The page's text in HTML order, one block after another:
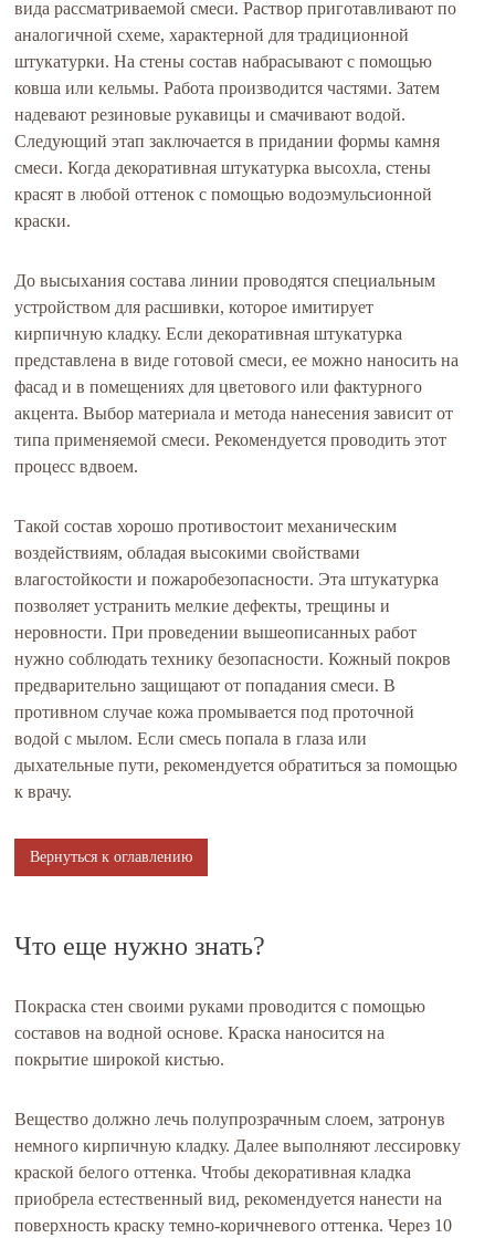
вида рассматриваемой смеси. Раствор приготавливают по
аналогичной схеме, характерной для традиционной
штукатурки. На стены состав набрасывают с помощью
ковша или кельмы. Работа производится частями. Затем
надевают резиновые рукавицы и смачивают водой.
Следующий этап заключается в придании формы камня
смеси. Когда декоративная штукатурка высохла, стены
красят в любой оттенок с помощью водоэмульсионной
краски.
До высыхания состава линии проводятся специальным
устройством для расшивки, которое имитирует
кирпичную кладку. Если декоративная штукатурка
представлена в виде готовой смеси, ее можно наносить на
фасад и в помещениях для цветового или фактурного
акцента. Выбор материала и метода нанесения зависит от
типа применяемой смеси. Рекомендуется проводить этот
процесс вдвоем.
Такой состав хорошо противостоит механическим
воздействиям, обладая высокими свойствами
влагостойкости и пожаробезопасности. Эта штукатурка
позволяет устранить мелкие дефекты, трещины и
неровности. При проведении вышеописанных работ
нужно соблюдать технику безопасности. Кожный покров
предварительно защищают от попадания смеси. В
противном случае кожа промывается под проточной
водой с мылом. Если смесь попала в глаза или
дыхательные пути, рекомендуется обратиться за помощью
к врачу.
Вернуться к оглавлению
Что еще нужно знать?
Покраска стен своими руками проводится с помощью
составов на водной основе. Краска наносится на
покрытие широкой кистью.
Вещество должно лечь полупрозрачным слоем, затронув
немного кирпичную кладку. Далее выполняют лессировку
краской белого оттенка. Чтобы декоративная кладка
приобрела естественный вид, рекомендуется нанести на
поверхность краску темно-коричневого оттенка. Через 10